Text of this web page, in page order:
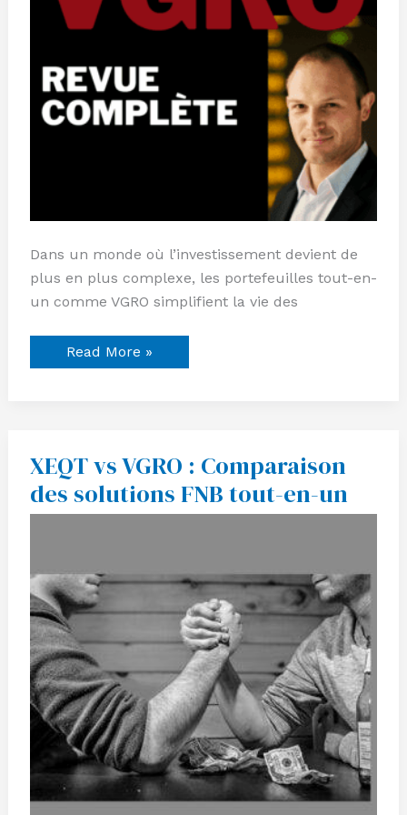
Dans un monde où l’investissement devient de
plus en plus complexe, les portefeuilles tout-en-
un comme VGRO simplifient la vie des
Read More »
XEQT vs VGRO : Comparaison
des solutions FNB tout-en-un
XEQT
vs
VGRO
:
Comparaison
tout-
en-
un